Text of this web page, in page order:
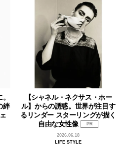
絆
【シャネル・ネクサス・ホー
ル】からの誘惑。世界が注目す
るリンダー スターリングが描く
自由な女性像
PR
2026.06.18
LIFE STYLE